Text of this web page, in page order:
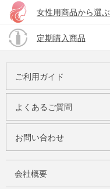
女性用商品から選ぶ
定期購入商品
ご利用ガイド
よくあるご質問
お問い合わせ
会社概要